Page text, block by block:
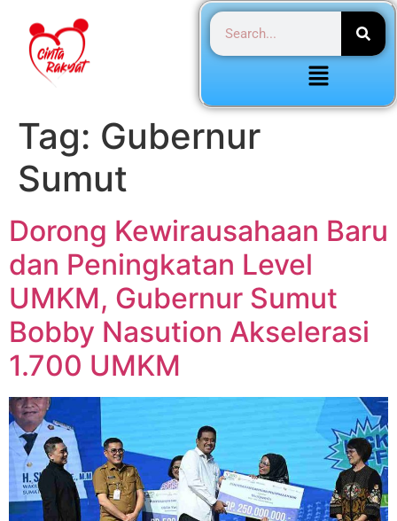
Tag: Gubernur
Sumut
Dorong Kewirausahaan Baru
dan Peningkatan Level
UMKM, Gubernur Sumut
Bobby Nasution Akselerasi
1.700 UMKM